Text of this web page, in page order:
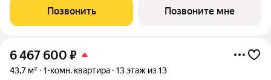
Ривер Парке есть все для интересного и комфортного
проживания: закрытый двор без
Позвонить Позвоните мне
6 467 600 ₽
43,7 м² 1-комн. квартира 13 этаж из 13